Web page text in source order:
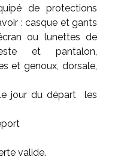
de protections
: casque et gants
ou lunettes de
et pantalon,
et genoux, dorsale,
jour du départ les
valide.